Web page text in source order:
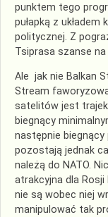
punktem tego
pułapką z
politycznej. Z
Tsiprasa szanse na
Ale jak nie Balkan
Stream
satelitów jest
biegnący
następnie biegnący
pozostają jednak
należą do NATO.
atrakcyjna dla
nie są wobec niej
manipulować tak